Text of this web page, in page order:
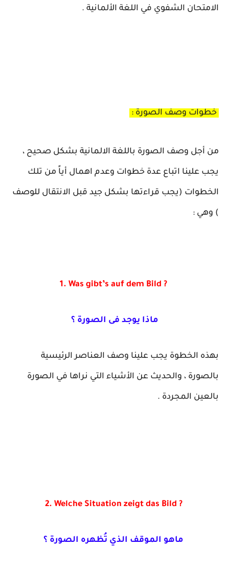
الامتحان الشفوي في اللغة الألمانية .
خطوات وصف الصورة :
من أجل وصف الصورة باللغة الالمانية بشكل صحيح ،
يجب علينا اتباع عدة خطوات وعدم اهمال أياً من تلك
الخطوات (يجب قراءتها بشكل جيد قبل الانتقال للوصف
) وهي :
1. Was gibt’s auf dem Bild ?
ماذا يوجد فى الصورة ؟
بهذه الخطوة يجب علينا وصف العناصر الرئيسية
بالصورة ، والحديث عن الأشياء التي نراها في الصورة
بالعين المجردة .
2. Welche Situation zeigt das Bild ?
ماهو الموقف الذي تُظهره الصورة ؟